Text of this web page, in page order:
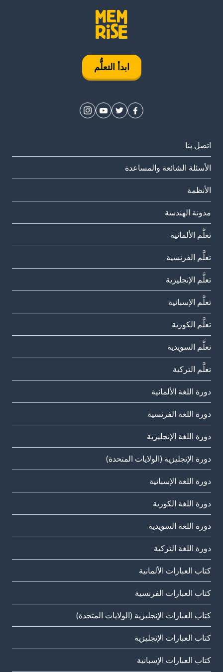
ابدأ التعلُّم
اتصل بنا
الأسئلة الشائعة والمساعدة
الأنظمة
مدونة الهندسة
تعلَّم الألمانية
تعلَّم الفرنسية
تعلَّم الإنجليزية
تعلَّم الإسبانية
تعلَّم الكورية
تعلَّم السويدية
تعلَّم التركية
دورة اللغة الألمانية
دورة اللغة الفرنسية
دورة اللغة الإنجليزية
دورة الإنجليزية (الولايات المتحدة)
دورة اللغة الإسبانية
دورة اللغة الكورية
دورة اللغة السويدية
دورة اللغة التركية
كتاب العبارات الألمانية
كتاب العبارات الفرنسية
كتاب العبارات الإنجليزية (الولايات المتحدة)
كتاب العبارات الإنجليزية
كتاب العبارات الإسبانية